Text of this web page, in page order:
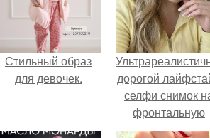
Стильный образ
для девочек.
дорогой
селфи снимок
фронтальную
камеру.